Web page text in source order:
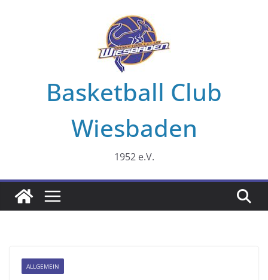
Basketball Club
Wiesbaden
1952 e.V.
ALLGEMEIN